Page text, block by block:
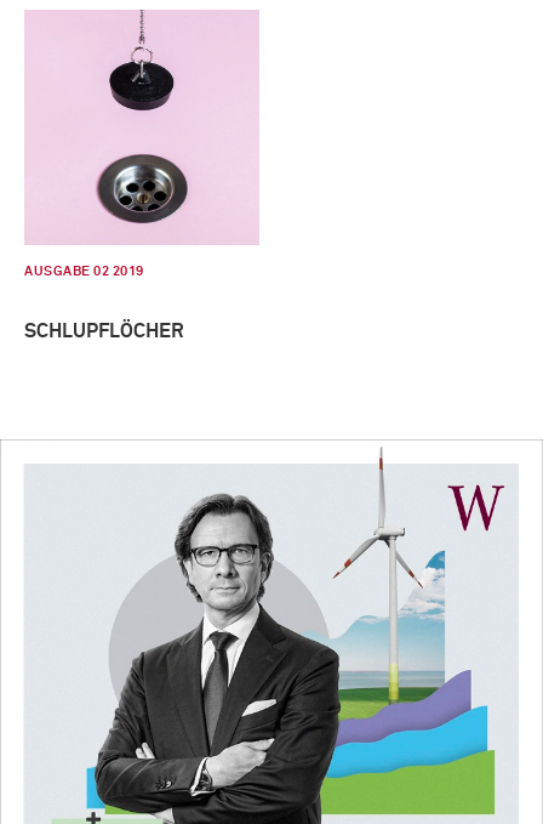
AUSGABE 02 2019
SCHLUPFLÖCHER